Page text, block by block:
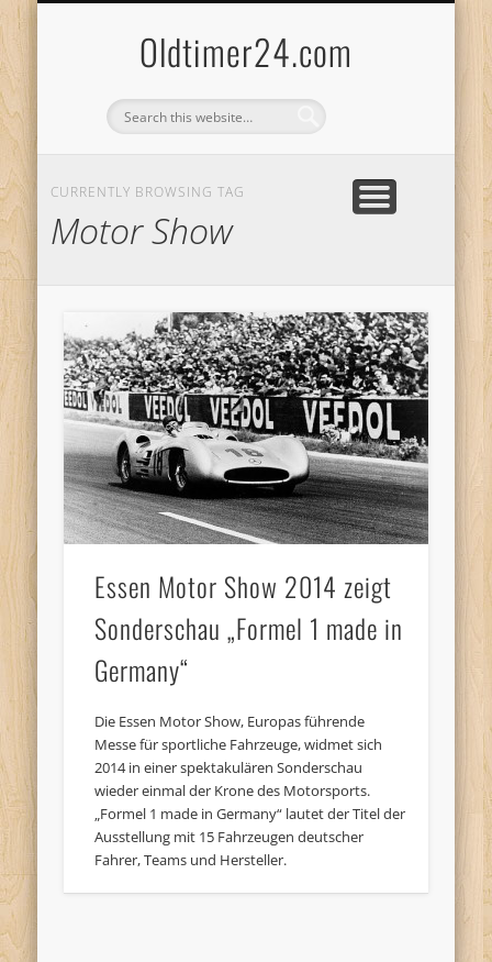
Oldtimer24.com
CURRENTLY BROWSING TAG
Motor Show
Essen Motor Show 2014 zeigt
Sonderschau „Formel 1 made in
Germany“
Die Essen Motor Show, Europas führende
Messe für sportliche Fahrzeuge, widmet sich
2014 in einer spektakulären Sonderschau
wieder einmal der Krone des Motorsports.
„Formel 1 made in Germany“ lautet der Titel der
Ausstellung mit 15 Fahrzeugen deutscher
Fahrer, Teams und Hersteller.